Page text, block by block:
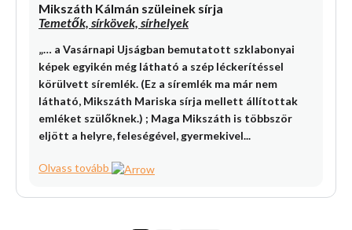
Mikszáth Kálmán szüleinek sírja
Temetők, sírkövek, sírhelyek
„… a Vasárnapi Ujságban bemutatott szklabonyai
képek egyikén még látható a szép léckerítéssel
körülvett síremlék. (Ez a síremlék ma már nem
látható, Mikszáth Mariska sírja mellett állítottak
emléket szülőknek.) ; Maga Mikszáth is többször
eljött a helyre, feleségével, gyermekivel...
Olvass tovább